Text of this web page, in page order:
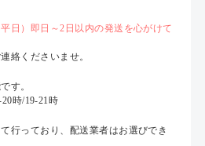
日）即日～2日以内の発送を心がけて
絡くださいませ。
す。
時/19-21時
行っており、配送業者はお選びでき